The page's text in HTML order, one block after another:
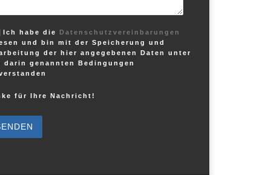
Ich habe die Datenschutzvereinbarungen
und bin mit der Speicherung und
der hier angegebenen Daten unter
darin genannten Bedingungen
für Ihre Nachricht!